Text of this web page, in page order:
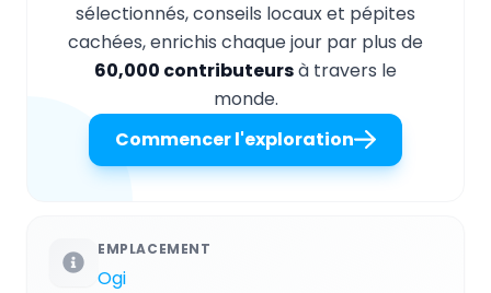
sélectionnés, conseils locaux et pépites
cachées, enrichis chaque jour par plus de
60,000 contributeursà travers le
monde.
Commencer l'exploration
EMPLACEMENT
Ogi